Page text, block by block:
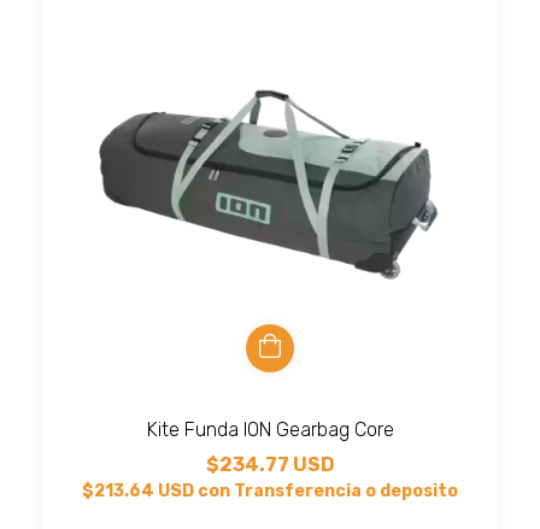
Kite Funda ION Gearbag Core
$234.77 USD
$213.64 USD con Transferencia o deposito